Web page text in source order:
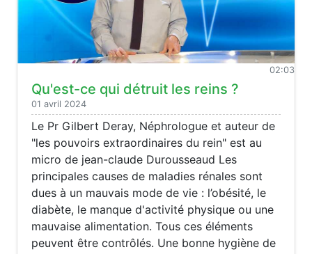
02:03
Qu'est-ce qui détruit les reins ?
01 avril 2024
Le Pr Gilbert Deray, Néphrologue et auteur de
"les pouvoirs extraordinaires du rein" est au
micro de jean-claude Durousseaud Les
principales causes de maladies rénales sont
dues à un mauvais mode de vie : l’obésité, le
diabète, le manque d'activité physique ou une
mauvaise alimentation. Tous ces éléments
peuvent être contrôlés. Une bonne hygiène de